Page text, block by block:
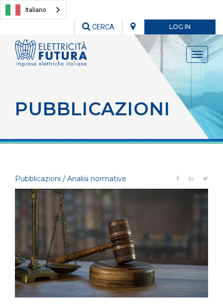
Italiano
LOG IN
CERCA
Toggle
PUBBLICAZIONI
Pubblicazioni / Analisi normative